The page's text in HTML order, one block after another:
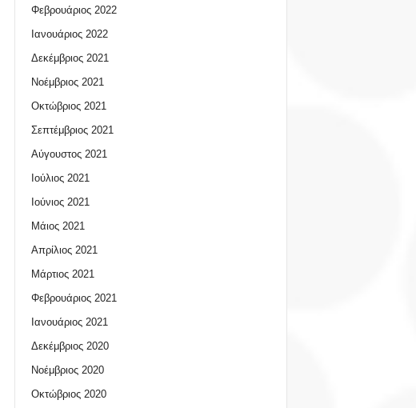
Φεβρουάριος 2022
Ιανουάριος 2022
Δεκέμβριος 2021
Νοέμβριος 2021
Οκτώβριος 2021
Σεπτέμβριος 2021
Αύγουστος 2021
Ιούλιος 2021
Ιούνιος 2021
Μάιος 2021
Απρίλιος 2021
Μάρτιος 2021
Φεβρουάριος 2021
Ιανουάριος 2021
Δεκέμβριος 2020
Νοέμβριος 2020
Οκτώβριος 2020